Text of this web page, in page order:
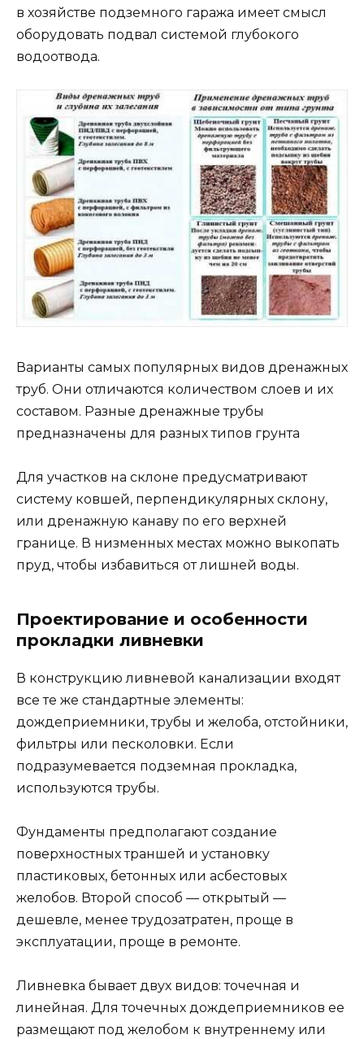
в хозяйстве подземного гаража имеет смысл
оборудовать подвал системой глубокого
водоотвода.
Варианты самых популярных видов дренажных
труб. Они отличаются количеством слоев и их
составом. Разные дренажные трубы
предназначены для разных типов грунта
Для участков на склоне предусматривают
систему ковшей, перпендикулярных склону,
или дренажную канаву по его верхней
границе. В низменных местах можно выкопать
пруд, чтобы избавиться от лишней воды.
Проектирование и особенности
прокладки ливневки
В конструкцию ливневой канализации входят
все те же стандартные элементы:
дождеприемники, трубы и желоба, отстойники,
фильтры или песколовки. Если
подразумевается подземная прокладка,
используются трубы.
Фундаменты предполагают создание
поверхностных траншей и установку
пластиковых, бетонных или асбестовых
желобов. Второй способ — открытый —
дешевле, менее трудозатратен, проще в
эксплуатации, проще в ремонте.
Ливневка бывает двух видов: точечная и
линейная. Для точечных дождеприемников ее
размещают под желобом к внутреннему или